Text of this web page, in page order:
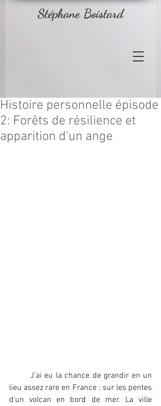
Stéphane Boistard
Histoire personnelle épisode
2: Forêts de résilience et
apparition d'un ange
J’ai eu la chance de grandir en un
lieu assez rare en France : sur les pentes
d’un volcan en bord de mer. La ville